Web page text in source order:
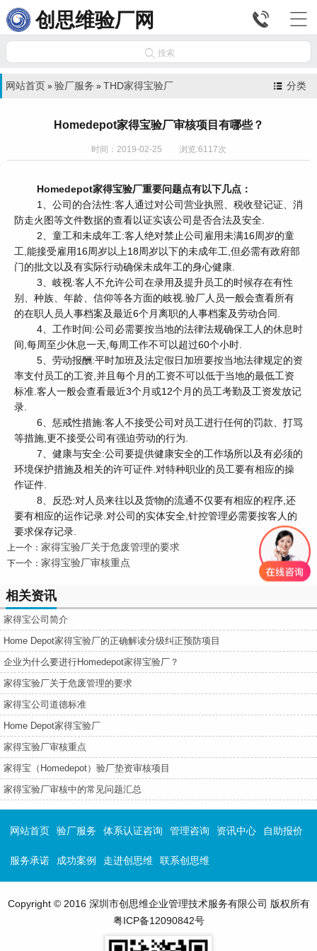
创思维验厂网 

 搜索
分类
网站首页 » 验厂服务 » THD家得宝验厂
Homedepot家得宝验厂审核项目有哪些？
时间：2019-02-25 浏览:6117次
Homedepot家得宝验厂重要问题点有以下几点：
1、公司的合法性:客人通过对公司营业执照、税收登记证、消
防走火图等文件数据的查看以证实该公司是否合法及安全.
2、童工和未成年工:客人绝对禁止公司雇用未满16周岁的童
工,能接受雇用16周岁以上18周岁以下的未成年工,但必需有政府部
门的批文以及有实际行动确保未成年工的身心健康.
3、岐视:客人不允许公司在录用及提升员工的时候存在有性
别、种族、年龄、信仰等各方面的岐视.验厂人员一般会查看所有
的在职人员人事档案及最近6个月离职的人事档案及劳动合同.
4、工作时间:公司必需要按当地的法律法规确保工人的休息时
间,每周至少休息一天,每周工作不可以超过60个小时.
5、劳动报酬:平时加班及法定假日加班要按当地法律规定的资
率支付员工的工资,并且每个月的工资不可以低于当地的最低工资
标准.客人一般会查看最近3个月或12个月的员工考勤及工资发放记
录.
6、惩戒性措施:客人不接受公司对员工进行任何的罚款、打骂
等措施,更不接受公司有强迫劳动的行为.
7、健康与安全:公司要提供健康安全的工作场所以及有必须的
环境保护措施及相关的许可证件.对特种职业的员工要有相应的操
作证件.
8、反恐:对人员来往以及货物的流通不仅要有相应的程序,还
要有相应的运作记录.对公司的实体安全,针控管理必需要按客人的
要求保存记录.
上一个： 家得宝验厂关于危废管理的要求
下一个： 家得宝验厂审核重点
相关资讯
家得宝公司简介
Home Depot家得宝验厂的正确解读分级纠正预防项目
企业为什么要进行Homedepot家得宝验厂？
家得宝验厂关于危废管理的要求
家得宝公司道德标准
Home Depot家得宝验厂
家得宝验厂审核重点
家得宝（Homedepot）验厂垫资审核项目
家得宝验厂审核中的常见问题汇总
网站首页 验厂服务 体系认证咨询 管理咨询 资讯中心 自助报价
服务承诺 成功案例 走进创思维 联系创思维
Copyright © 2016 深圳市创思维企业管理技术服务有限公司 版权所有
粤ICP备12090842号